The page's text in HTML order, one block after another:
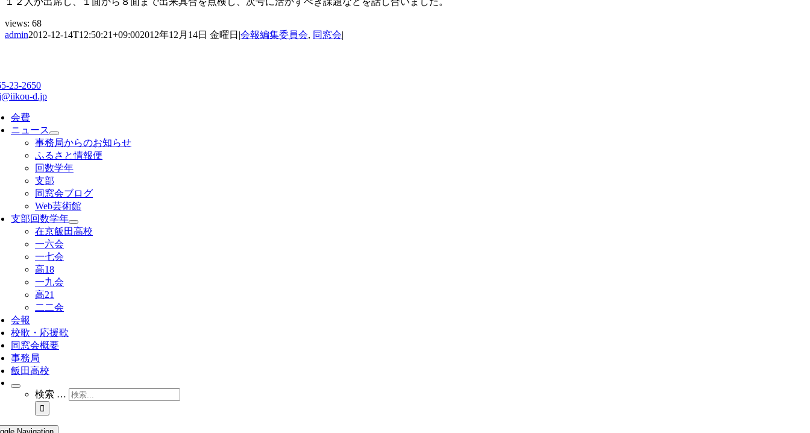
views: 68
admin2012-12-14T12:50:21+09:002012年12月14日 金曜日 |会報編集委員会, 同窓会|
23-2650
d.jp
会費
ニュース
事務局からのお知らせ
ふるさと情報便
回数学年
支部
同窓会ブログ
Web芸術館
支部回数学年
在京飯田高校
一六会
一七会
高18
一九会
高21
二二会
会報
校歌・応援歌
同窓会概要
事務局
飯田高校
検索 …